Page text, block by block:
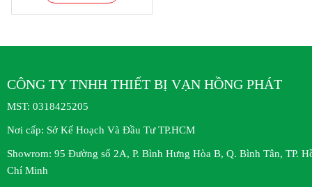
CÔNG TY TNHH THIẾT BỊ VẠN HỒNG PHÁT
MST: 0318425205
Nơi cấp: Sở Kế Hoạch Và Đầu Tư TP.HCM
Showrom: 95 Đường số 2A, P. Bình Hưng Hòa B, Q. Bình Tân, TP.
Chí Minh